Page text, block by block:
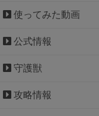
使ってみた動画
公式情報
守護獣
攻略情報